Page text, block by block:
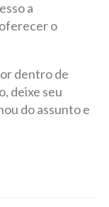
a
o
dentro de
deixe seu
do assunto e